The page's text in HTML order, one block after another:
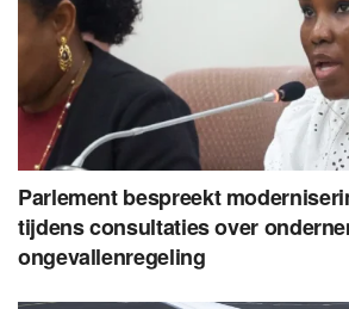
Parlement bespreekt
tijdens consultaties over
ongevallenregeling